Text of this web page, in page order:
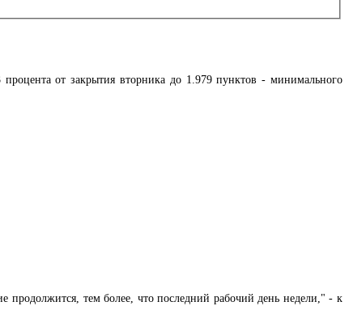
от закрытия вторника до 1.979 пунктов - минимального
продолжится, тем более, что последний рабочий день недели," - к